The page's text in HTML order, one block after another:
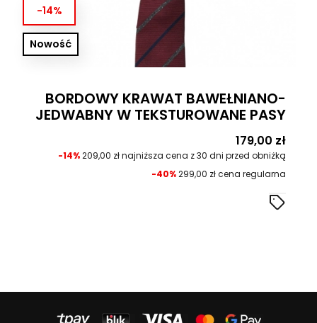
-14%
Nowość
BORDOWY KRAWAT BAWEŁNIANO-
JEDWABNY W TEKSTUROWANE PASY
Cena
179,00 zł
-14%209,00 zł najniższa cena z 30 dni przed obniżką
-40%299,00 zł cena regularna